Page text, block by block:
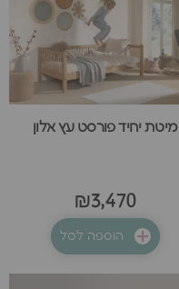
מיטת יחיד פורסט עץ אלון
₪3,470
הוספה לסל